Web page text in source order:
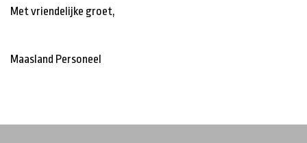
Met vriendelijke groet,
Maasland Personeel